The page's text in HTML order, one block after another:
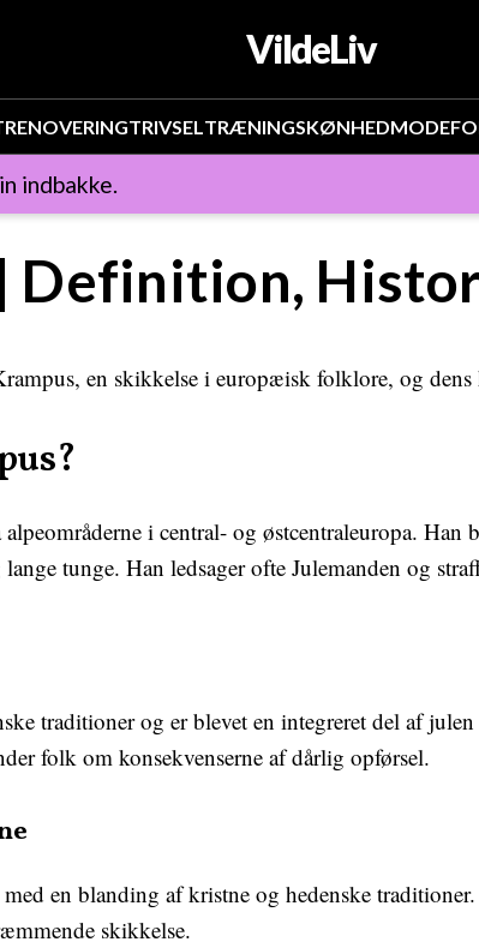
VildeLiv
RENOVERINGTRIVSELTRÆNINGSKØNHEDMODE
indbakke.
Definition,
en skikkelse i europæisk folklore, og
i central- og østcentraleuropa.
tunge. Han ledsager ofte Julemanden og
traditioner og er blevet en integreret del af
folk om konsekvenserne af dårlig opførsel.
en blanding af kristne og hedenske
skikkelse.